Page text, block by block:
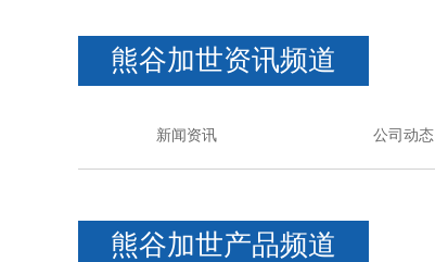
熊谷加世资讯频道
新闻资讯 公司动态
熊谷加世产品频道